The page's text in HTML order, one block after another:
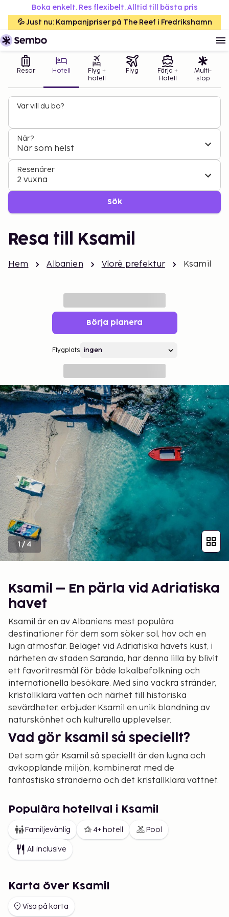
Boka enkelt. Res flexibelt. Alltid till bästa pris
💦 Just nu: Kampanjpriser på The Reef i Fredrikshamn
Resor Hotell
Flyg +
hotell
Flyg
Färja +
Hotell
Multi-
stop
Var vill du bo?
När?
När som helst
Resenärer
2 vuxna
Sök
Resa till Ksamil
Hem Albanien Vlorë prefektur Ksamil
Börja planera
Flygplats
1/4
Ksamil – En pärla vid Adriatiska
havet
Ksamil är en av Albaniens mest populära
destinationer för dem som söker sol, hav och en
lugn atmosfär. Beläget vid Adriatiska havets kust, i
närheten av staden Saranda, har denna lilla by blivit
ett favoritresmål för både lokalbefolkning och
internationella besökare. Med sina vackra stränder,
kristallklara vatten och närhet till historiska
sevärdheter, erbjuder Ksamil en unik blandning av
naturskönhet och kulturella upplevelser.
Vad gör ksamil så speciellt?
Det som gör Ksamil så speciellt är den lugna och
avkopplande miljön, kombinerat med de
fantastiska stränderna och det kristallklara vattnet.
en extra dimension till området och lockar många
som vill uppleva en mer privat och orörd del av
kusten.
Ksamil är också känt för sina naturliga omgivningar,
där gröna kullar och olivlundar ramar in den vackra
både naturälskare och de som vill koppla av i en
Aktiviteter i ksamil – för både
Populära hotellval i Ksamil
Familjevänlig 4+ hotell Pool
All inclusive
Karta över Ksamil
Visa på karta